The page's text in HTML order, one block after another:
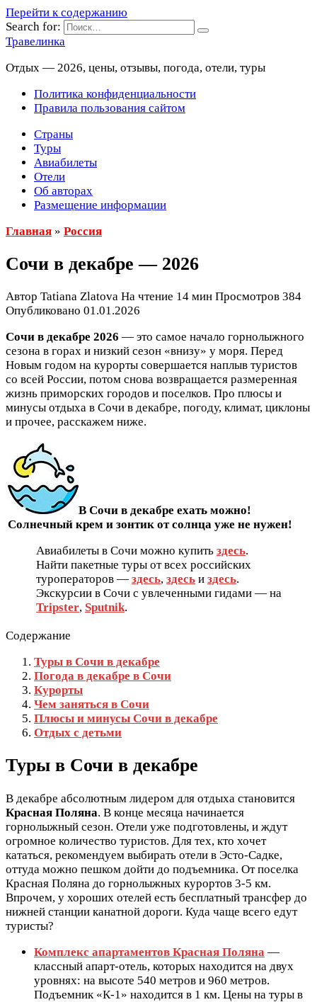
Перейти к содержанию
Search for:
Травелинка
Отдых — 2026, цены, отзывы, погода, отели, туры
Политика конфиденциальности
Правила пользования сайтом
Страны
Туры
Авиабилеты
Отели
Об авторах
Размещение информации
Главная » Россия
Сочи в декабре — 2026
Автор Tatiana Zlatova На чтение 14 мин Просмотров 384
Опубликовано 01.01.2026
Сочи в декабре 2026 — это самое начало горнолыжного
сезона в горах и низкий сезон «внизу» у моря. Перед
Новым годом на курорты совершается наплыв туристов
со всей России, потом снова возвращается размеренная
жизнь приморских городов и поселков. Про плюсы и
минусы отдыха в Сочи в декабре, погоду, климат, циклоны
и прочее, расскажем ниже.
В Сочи в декабре ехать можно!
Солнечный крем и зонтик от солнца уже не нужен!
Авиабилеты в Сочи можно купить здесь.
Найти пакетные туры от всех российских
туроператоров — здесь, здесь и здесь.
Экскурсии в Сочи с увлеченными гидами — на
Tripster, Sputnik.
Содержание
Туры в Сочи в декабре
Погода в декабре в Сочи
Курорты
Чем заняться в Сочи
Плюсы и минусы Сочи в декабре
Отдых с детьми
Туры в Сочи в декабре
В декабре абсолютным лидером для отдыха становится
Красная Поляна. В конце месяца начинается
горнолыжный сезон. Отели уже подготовлены, и ждут
огромное количество туристов. Для тех, кто хочет
кататься, рекомендуем выбирать отели в Эсто-Садке,
оттуда можно пешком дойти до подъемника. От поселка
Красная Поляна до горнолыжных курортов 3-5 км.
Впрочем, у хороших отелей есть бесплатный трансфер до
нижней станции канатной дороги. Куда чаще всего едут
туристы?
Комплекс апартаментов Красная Поляна —
классный апарт-отель, которых находится на двух
уровнях: на высоте 540 метров и 960 метров.
Подъемник «К-1» находится в 1 км. Цены на туры в